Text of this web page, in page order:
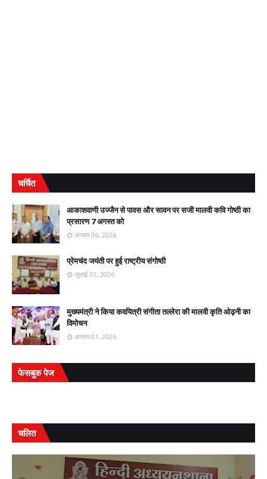
चर्चित
आकाशवाणी उज्जैन से पावस और सावन पर सजी मालवी कवि गोष्ठी का
प्रसारण 7 अगस्त को
अगस्त 06, 2026
प्रेमचंद जयंती पर हुई राष्ट्रीय संगोष्ठी
जुलाई 31, 2026
मुख्यमंत्री ने किया कवयित्री संगीता तल्लेरा की मालवी कृति ओढ़नी का
विमोचन
अगस्त 01, 2026
फेसबुक पेज
चलित